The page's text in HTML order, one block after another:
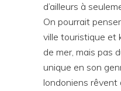
d’ailleurs à
On pourrait
ville touristique et
de mer, mais pas
unique en son
londoniens rêvent